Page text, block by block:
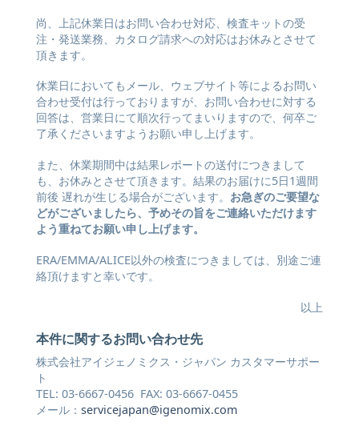
尚、上記休業日はお問い合わせ対応、検査キットの受
注・発送業務、カタログ請求への対応はお休みとさせて
頂きます。
休業日においてもメール、ウェブサイト等によるお問い
合わせ受付は行っておりますが、お問い合わせに対する
回答は、営業日にて順次行ってまいりますので、何卒ご
了承くださいますようお願い申し上げます。
また、休業期間中は結果レポートの送付につきまして
も、お休みとさせて頂きます。結果のお届けに5日1週間
前後 遅れが生じる場合がございます。 お急ぎのご要望な
どがございましたら、予めその旨をご連絡いただけます
よう重ねてお願い申し上げます。
ERA/EMMA/ALICE以外の検査につきましては、別途ご連
絡頂けますと幸いです。
以上
本件に関するお問い合わせ先
株式会社アイジェノミクス・ジャパン カスタマーサポー
ト
TEL: 03-6667-0456 FAX: 03-6667-0455
メール： servicejapan@igenomix.com